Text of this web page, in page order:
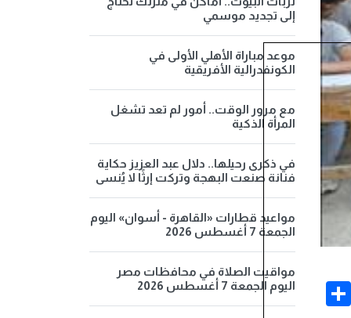
Share
إلى تجديد موسمي
موعد مباراة الأهلي الأولى في
الكونفدرالية الأفريقية
مع مرور الوقت.. أمور لم تعد تشغل
المرأة الذكية
في ذكرى رحيلها.. دلال عبد العزيز حكاية
فنانة صنعت البهجة وتركت إرثًا لا يُنسى
مواعيد قطارات «القاهرة - أسوان» اليوم
الجمعة 7 أغسطس 2026
مواقيت الصلاة في محافظات مصر
اليوم الجمعة 7 أغسطس 2026